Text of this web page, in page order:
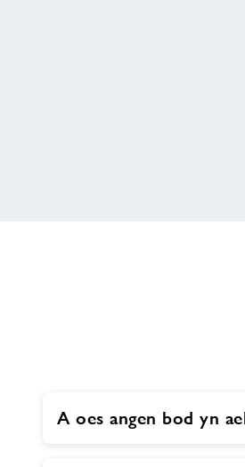
A oes angen bod yn